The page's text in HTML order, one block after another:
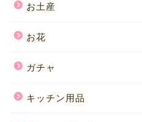
お土産
お花
ガチャ
キッチン用品